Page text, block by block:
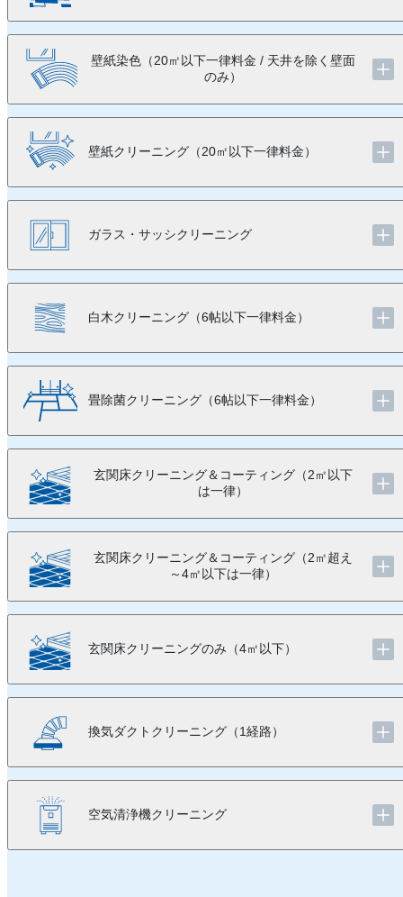
壁紙染色（20㎡以下一律料金 / 天井を除く壁面
のみ）
壁紙クリーニング（20㎡以下一律料金）
ガラス・サッシクリーニング
白木クリーニング（6帖以下一律料金）
畳除菌クリーニング（6帖以下一律料金）
玄関床クリーニング＆コーティング（2㎡以下
は一律）
玄関床クリーニング＆コーティング（2㎡超え
～4㎡以下は一律）
玄関床クリーニングのみ（4㎡以下）
換気ダクトクリーニング（1経路）
空気清浄機クリーニング